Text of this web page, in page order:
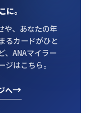
に。
や、あなたの年
るカードがひと
、ANAマイラー
はこちら。
へ→